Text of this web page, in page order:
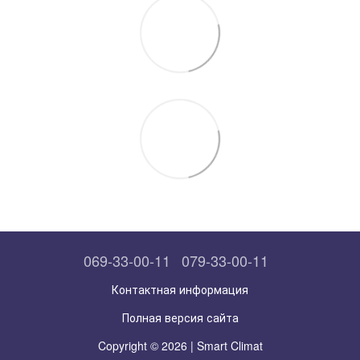
069-33-00-11 079-33-00-11
Контактная информация
Полная версия сайта
Copyright © 2026 | Smart Climat